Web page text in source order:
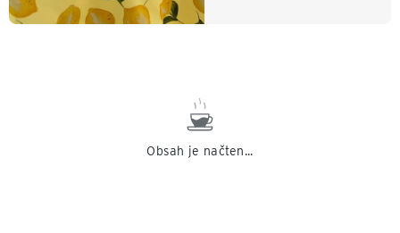
Obsah je načten...